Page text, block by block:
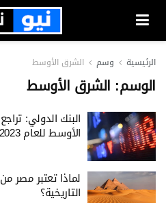
الرئيسية وسم الشرق الأوسط
الوسم: الشرق الأوسط
البنك الدولي:
الأوسط للعام 2023
لماذا تعتبر مصر
التاريخية؟